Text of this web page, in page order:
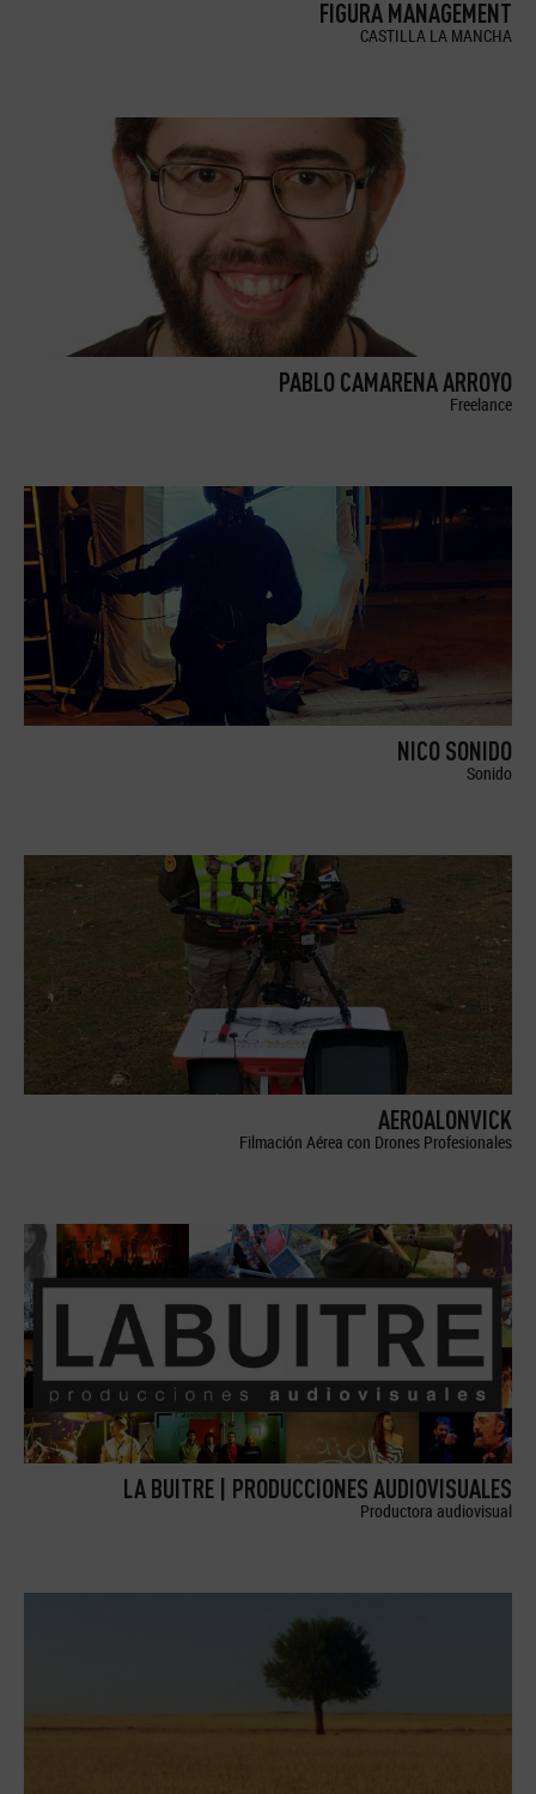
FIGURA MANAGEMENT
CASTILLA LA MANCHA
PABLO CAMARENA ARROYO
Freelance
NICO SONIDO
Sonido
AEROALONVICK
Filmación Aérea con Drones Profesionales
LA BUITRE | PRODUCCIONES AUDIOVISUALES
Productora audiovisual